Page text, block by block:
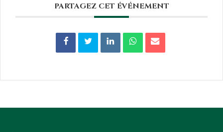
PARTAGEZ CET ÉVÉNEMENT